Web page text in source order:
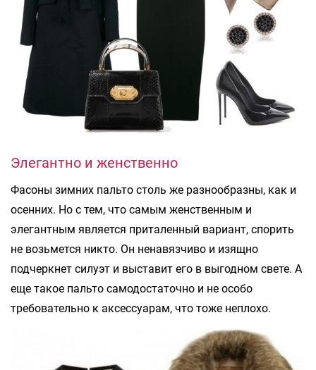
Элегантно и женственно
Фасоны зимних пальто столь же разнообразны, как и
осенних. Но с тем, что самым женственным и
элегантным является приталенный вариант, спорить
не возьмется никто. Он ненавязчиво и изящно
подчеркнет силуэт и выставит его в выгодном свете. А
еще такое пальто самодостаточно и не особо
требовательно к аксессуарам, что тоже неплохо.